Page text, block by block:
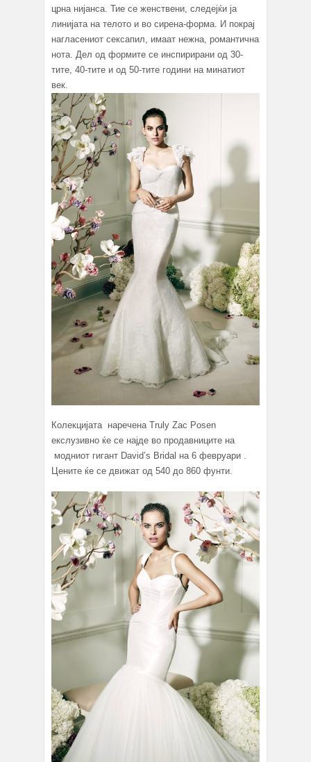
црна нијанса. Тие се женствени, следејќи ја
линијата на телото и во сирена-форма. И покрај
нагласениот сексапил, имаат нежна, романтична
нота. Дел од формите се инспирирани од 30-
тите, 40-тите и од 50-тите години на минатиот
век.
Колекцијата наречена Truly Zac Posen
екслузивно ќе се најде во продавниците на
модниот гигант David’s Bridal на 6 февруари .
Цените ќе се движат од 540 до 860 фунти.